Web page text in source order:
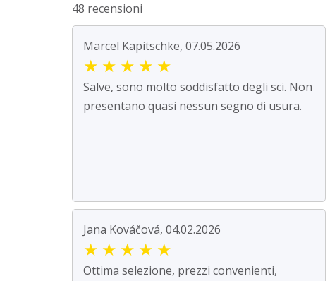
48 recensioni
Marcel Kapitschke, 07.05.2026
★ ★ ★ ★ ★
Salve, sono molto soddisfatto degli sci. Non
presentano quasi nessun segno di usura.
Jana Kováčová, 04.02.2026
★ ★ ★ ★ ★
Ottima selezione, prezzi convenienti,